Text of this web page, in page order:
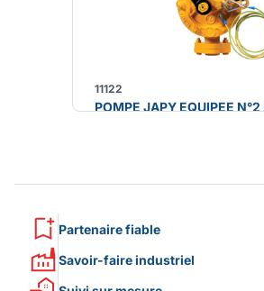
11122
POMPE JAPY EQUIPEE N°2
Partenaire fiable
Savoir-faire industriel